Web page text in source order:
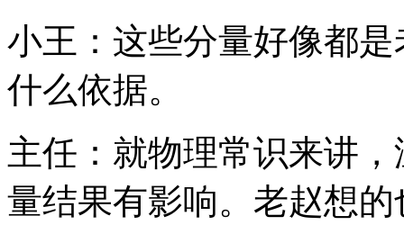
小王：这些分量好像都
什么依据。
主任：就物理常识来讲
量结果有影响。老赵想